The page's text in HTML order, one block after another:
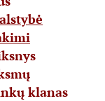
klanas